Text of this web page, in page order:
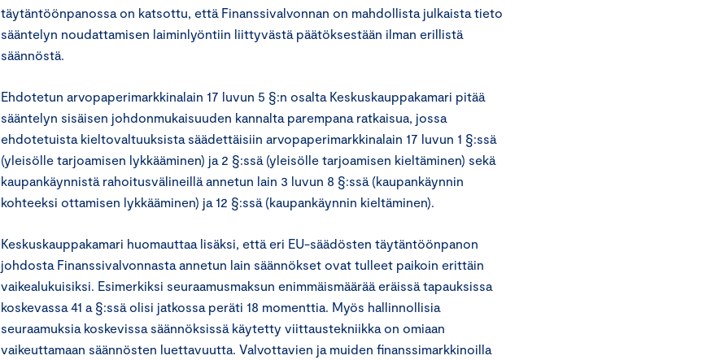
täytäntöönpanossa on katsottu, että Finanssivalvonnan on mahdollista julkaista tieto
sääntelyn noudattamisen laiminlyöntiin liittyvästä päätöksestään ilman erillistä
säännöstä.
Ehdotetun arvopaperimarkkinalain 17 luvun 5 §:n osalta Keskuskauppakamari pitää
sääntelyn sisäisen johdonmukaisuuden kannalta parempana ratkaisua, jossa
ehdotetuista kieltovaltuuksista säädettäisiin arvopaperimarkkinalain 17 luvun 1 §:ssä
(yleisölle tarjoamisen lykkääminen) ja 2 §:ssä (yleisölle tarjoamisen kieltäminen) sekä
kaupankäynnistä rahoitusvälineillä annetun lain 3 luvun 8 §:ssä (kaupankäynnin
kohteeksi ottamisen lykkääminen) ja 12 §:ssä (kaupankäynnin kieltäminen).
Keskuskauppakamari huomauttaa lisäksi, että eri EU-säädösten täytäntöönpanon
johdosta Finanssivalvonnasta annetun lain säännökset ovat tulleet paikoin erittäin
vaikealukuisiksi. Esimerkiksi seuraamusmaksun enimmäismäärää eräissä tapauksissa
koskevassa 41 a §:ssä olisi jatkossa peräti 18 momenttia. Myös hallinnollisia
seuraamuksia koskevissa säännöksissä käytetty viittaustekniikka on omiaan
vaikeuttamaan säännösten luettavuutta. Valvottavien ja muiden finanssimarkkinoilla